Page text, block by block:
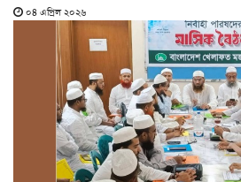
০৪ এপ্রিল ২০২৬